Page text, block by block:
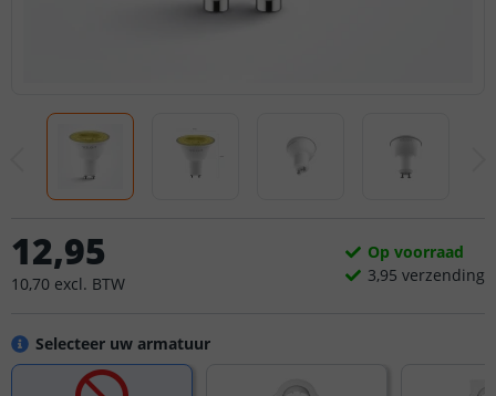
Selecteer uw armatuur
12,95
10,70 excl. BTW
Op voorraad
3,95 verzending